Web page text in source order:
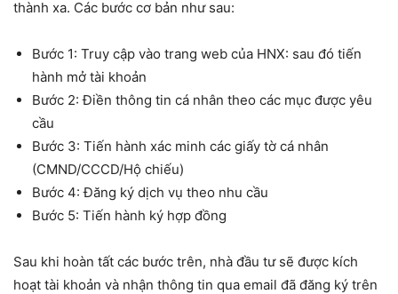
thành xa. Các bước cơ bản như sau:
Bước 1: Truy cập vào trang web của HNX: sau đó tiến
hành mở tài khoản
Bước 2: Điền thông tin cá nhân theo các mục được yêu
cầu
Bước 3: Tiến hành xác minh các giấy tờ cá nhân
(CMND/CCCD/Hộ chiếu)
Bước 4: Đăng ký dịch vụ theo nhu cầu
Bước 5: Tiến hành ký hợp đồng
Sau khi hoàn tất các bước trên, nhà đầu tư sẽ được kích
hoạt tài khoản và nhận thông tin qua email đã đăng ký trên